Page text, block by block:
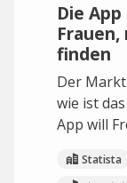
Die
finden
Der
wie ist
App will
Statista